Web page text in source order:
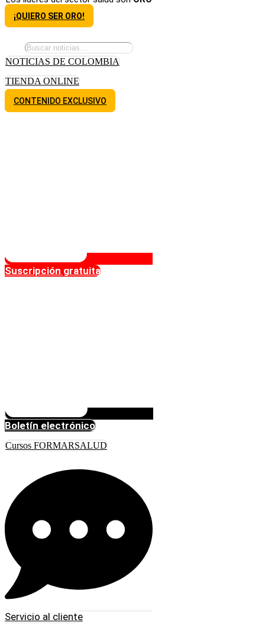
¡QUIERO SER ORO!
NOTICIAS DE COLOMBIA
TIENDA ONLINE
CONTENIDO EXCLUSIVO
Suscripción gratuita
Boletín electrónico
Cursos FORMARSALUD
Servicio al cliente